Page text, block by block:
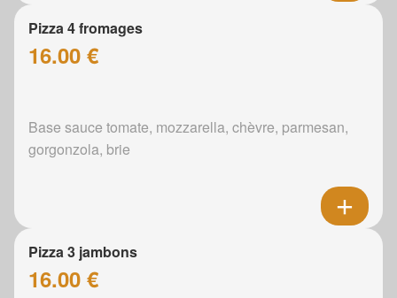
Pizza 4 fromages
16.00 €
Base sauce tomate, mozzarella, chèvre, parmesan,
gorgonzola, brie
Pizza 3 jambons
16.00 €